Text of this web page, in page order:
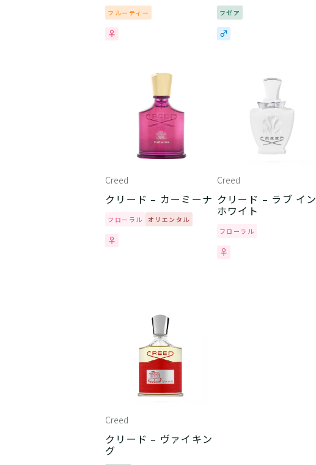
フルーティー フゼア
Creed
クリード – カーミーナ
フローラル オリエンタル
Creed
クリード – ラブ イン
ホワイト
フローラル
Creed
クリード – ヴァイキン
グ